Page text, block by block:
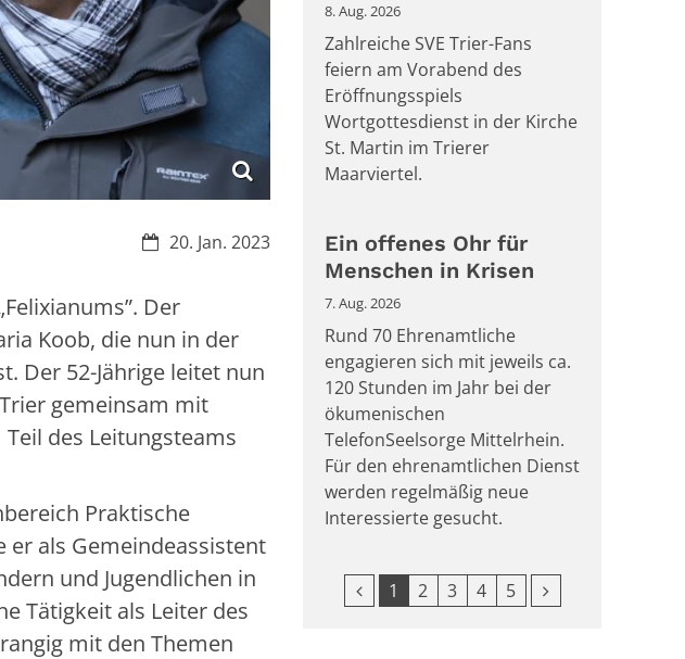
Datum:20. Jan. 2023
Der
Koob, die nun in der
Der 52-Jährige leitet nun
gemeinsam mit
des Leitungsteams
Praktische
er als Gemeindeassistent
und Jugendlichen in
Tätigkeit als Leiter des
mit den Themen
8. Aug. 2026
Zahlreiche SVE Trier-Fans
feiern am Vorabend des
Eröffnungsspiels
Wortgottesdienst in der Kirche
St. Martin im Trierer
Maarviertel.
Ein offenes Ohr für
Menschen in Krisen
7. Aug. 2026
Rund 70 Ehrenamtliche
engagieren sich mit jeweils ca.
120 Stunden im Jahr bei der
ökumenischen
TelefonSeelsorge Mittelrhein.
Für den ehrenamtlichen Dienst
werden regelmäßig neue
Interessierte gesucht.
Vorherige Seite
1 2 3 4 5 Nächste Seite